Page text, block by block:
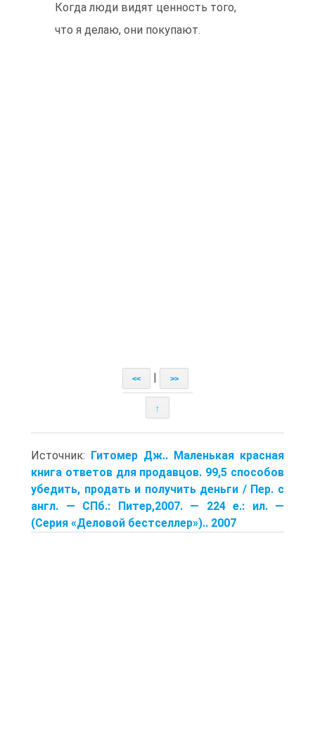
Когда люди видят ценность того,
что я делаю, они покупают.
<< >>
↑
Источник: Гитомер Дж.. Маленькая красная
книга ответов для продавцов. 99,5 способов
убедить, продать и получить деньги / Пер. с
англ. — СПб.: Питер,2007. — 224 е.: ил. —
(Серия «Деловой бестселлер»).. 2007